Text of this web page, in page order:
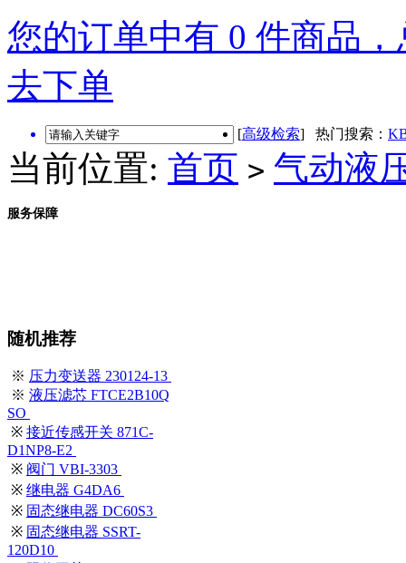
您的订单中有 0 件商品
去下单
[高级检索] 热门搜索：
当前位置: 首页 > 气动液
服务保障
随机推荐
※ 压力变送器 230124-13
※ 液压滤芯 FTCE2B10Q
SO
※ 接近传感开关 871C-
D1NP8-E2
※ 阀门 VBI-3303
※ 继电器 G4DA6
※ 固态继电器 DC60S3
※ 固态继电器 SSRT-
120D10